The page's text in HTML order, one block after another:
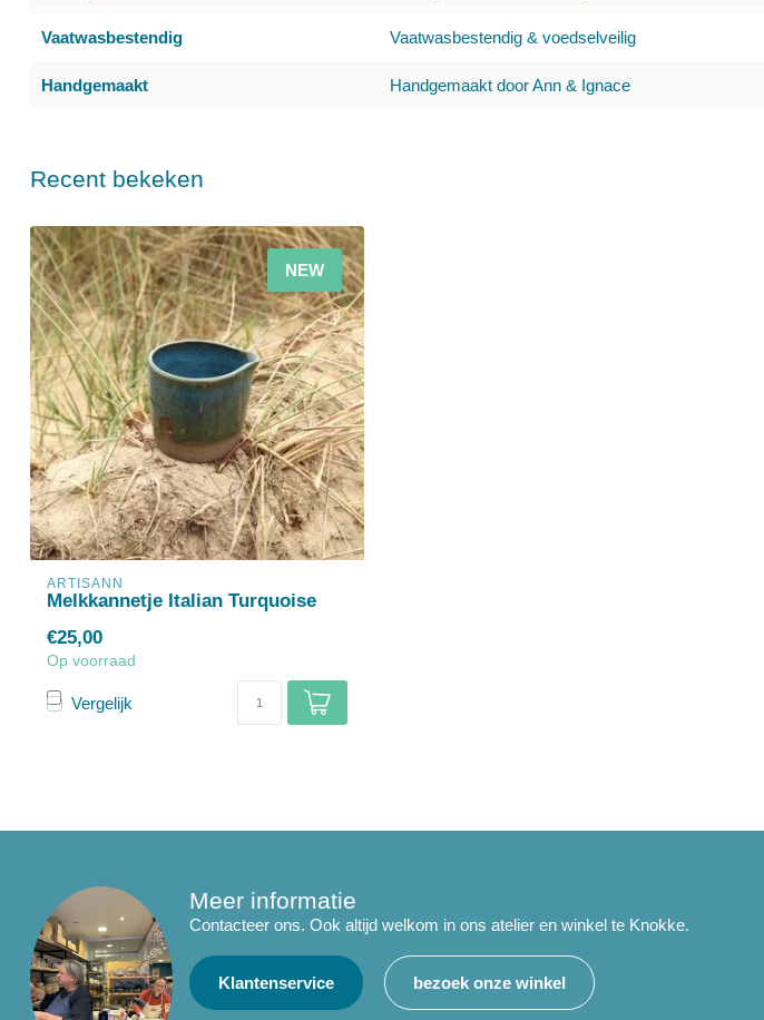
Vaatwasbestendig Vaatwasbestendig & voedselveilig
Handgemaakt Handgemaakt door Ann & Ignace
Recent bekeken
NEW
ARTISANN
Melkkannetje Italian Turquoise
€25,00
Op voorraad
Vergelijk
Meer informatie
Contacteer ons. Ook altijd welkom in ons atelier en winkel te Knokke.
Klantenservice bezoek onze winkel